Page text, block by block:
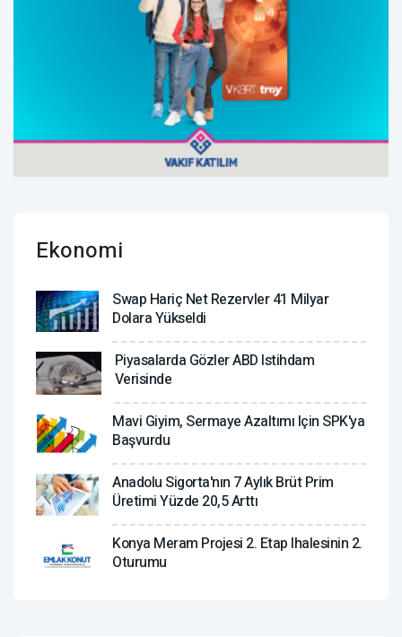
Ekonomi
Swap Hariç Net Rezervler 41 Milyar
Dolara Yükseldi
Piyasalarda Gözler ABD Istihdam
Verisinde
Mavi Giyim, Sermaye Azaltımı Için SPK'ya
Başvurdu
Anadolu Sigorta'nın 7 Aylık Brüt Prim
Üretimi Yüzde 20,5 Arttı
Konya Meram Projesi 2. Etap Ihalesinin 2.
Oturumu